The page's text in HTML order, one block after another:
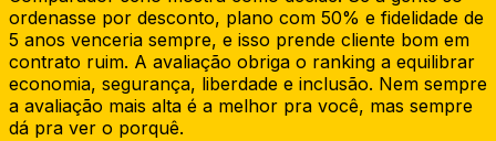
ordenasse por desconto, plano com 50% e fidelidade de
5 anos venceria sempre, e isso prende cliente bom em
contrato ruim. A avaliação obriga o ranking a equilibrar
economia, segurança, liberdade e inclusão. Nem sempre
a avaliação mais alta é a melhor pra você, mas sempre
dá pra ver o porquê.